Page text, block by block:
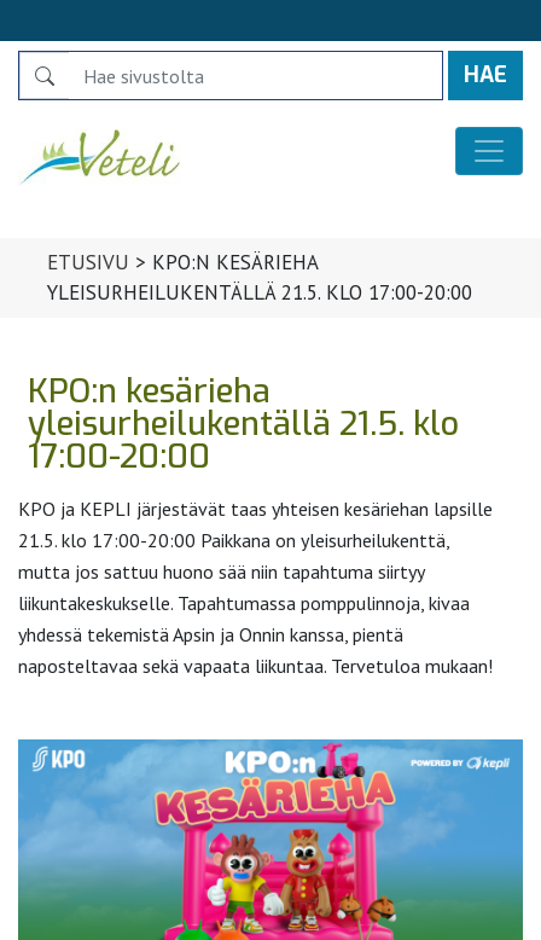
Search
ETUSIVU > KPO:N KESÄRIEHA
YLEISURHEILUKENTÄLLÄ 21.5. KLO 17:00-20:00
KPO:n kesärieha
yleisurheilukentällä 21.5. klo
17:00-20:00
KPO ja KEPLI järjestävät taas yhteisen kesäriehan lapsille
21.5. klo 17:00-20:00 Paikkana on yleisurheilukenttä,
mutta jos sattuu huono sää niin tapahtuma siirtyy
liikuntakeskukselle. Tapahtumassa pomppulinnoja, kivaa
yhdessä tekemistä Apsin ja Onnin kanssa, pientä
naposteltavaa sekä vapaata liikuntaa. Tervetuloa mukaan!